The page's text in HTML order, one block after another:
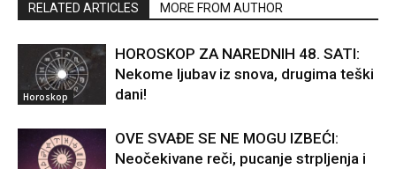
RELATED ARTICLES MORE FROM AUTHOR
Horoskop
HOROSKOP ZA NAREDNIH 48. SATI:
Nekome ljubav iz snova, drugima teški
dani!
OVE SVAĐE SE NE MOGU IZBEĆI:
Neočekivane reči, pucanje strpljenja i